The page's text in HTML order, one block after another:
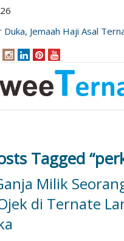
Duka, Jemaah Haji Asal
Usai Beribadah di Raudhah
"Malut Cerdas",
Luncurkan Rangkaian
Tagged
Milik
di Ternate